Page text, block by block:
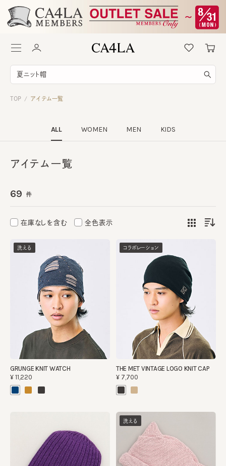
TOP / アイテム一覧
ALL WOMEN MEN KIDS
アイテム一覧
69 件
在庫なしを含む 全色表示
洗える
GRUNGE KNIT WATCH
¥11,220
コラボレーション
THE MET VINTAGE LOGO KNIT CAP
¥7,700
洗える